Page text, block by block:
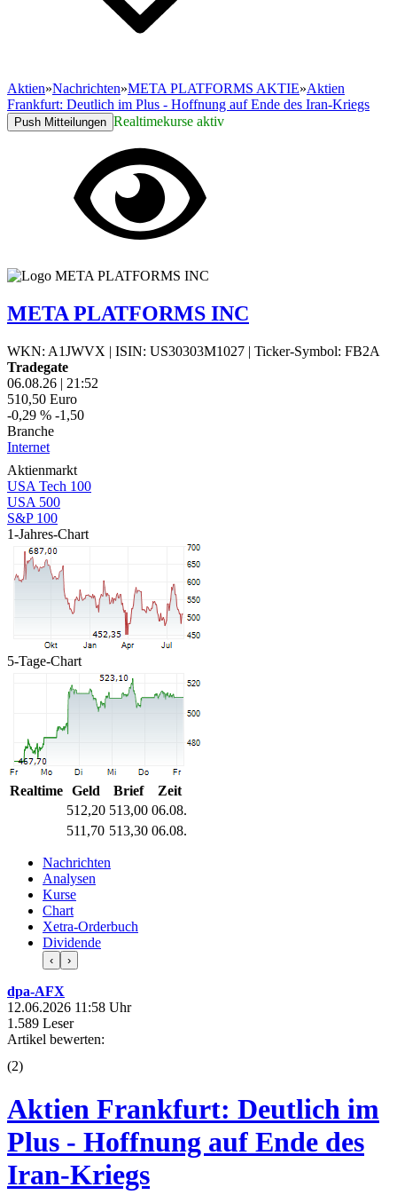
Aktien»Nachrichten»META PLATFORMS AKTIE»Aktien
Frankfurt: Deutlich im Plus - Hoffnung auf Ende des Iran-Kriegs
Push Mitteilungen Realtimekurse aktiv
META PLATFORMS INC
WKN: A1JWVX | ISIN: US30303M1027 | Ticker-Symbol: FB2A
Tradegate
06.08.26 | 21:52
510,50 Euro
-0,29 % -1,50
Branche
Internet
Aktienmarkt
USA Tech 100
USA 500
S&P 100
1-Jahres-Chart
5-Tage-Chart
Realtime Geld Brief
Zeit
512,20 513,00 06.08.
511,70 513,30 06.08.
Nachrichten
Analysen
Kurse
Chart
Xetra-Orderbuch
Dividende
‹ ›
dpa-AFX
12.06.2026 11:58 Uhr
1.589 Leser
Artikel bewerten:
(2)
Aktien Frankfurt: Deutlich im
Plus - Hoffnung auf Ende des
Iran-Kriegs